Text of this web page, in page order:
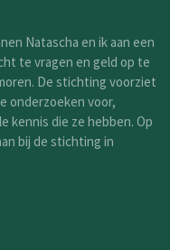
Natascha en ik aan een
te vragen en geld op te
De stichting voorziet
onderzoeken voor,
kennis die ze hebben. Op
bij de stichting in